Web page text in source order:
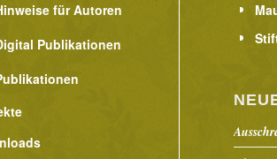
für Autoren
Publikationen